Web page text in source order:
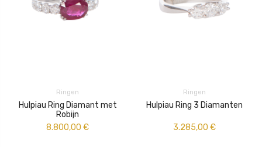
Ringen
Hulpiau Ring Diamant met
Robijn
8.800,00 €
Ringen
Hulpiau Ring 3 Diamanten
3.285,00 €